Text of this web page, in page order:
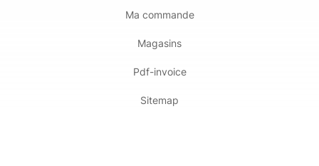
Ma commande
Magasins
Pdf-invoice
Sitemap